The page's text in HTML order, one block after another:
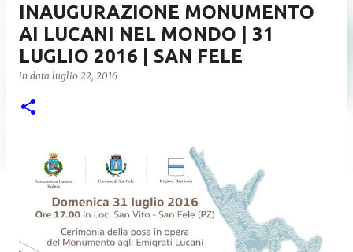
INAUGURAZIONE MONUMENTO
AI LUCANI NEL MONDO | 31
LUGLIO 2016 | SAN FELE
in data luglio 22, 2016